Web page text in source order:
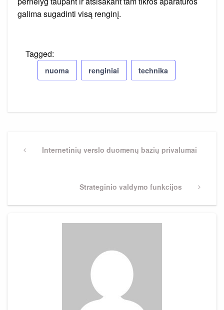
galima sugadinti visą renginį.
Tagged:
nuoma renginiai technika
tarpPreviousInternetinių verslo duomenų bazių privalumai
Next
Strateginio valdymo funkcijos